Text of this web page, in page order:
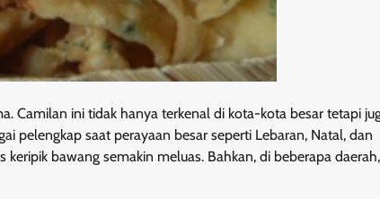
Camilan ini tidak hanya terkenal di kota-kota besar tetapi
pelengkap saat perayaan besar seperti Lebaran, Natal, dan
bawang semakin meluas. Bahkan, di beberapa daerah,